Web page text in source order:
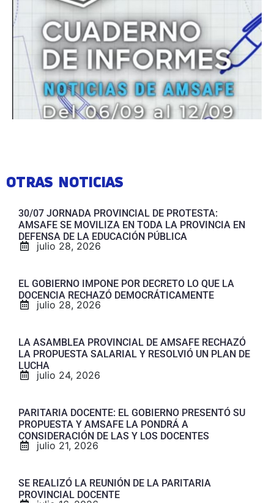
OTRAS NOTICIAS
30/07 JORNADA PROVINCIAL DE PROTESTA:
AMSAFE SE MOVILIZA EN TODA LA PROVINCIA EN
DEFENSA DE LA EDUCACIÓN PÚBLICA
julio 28, 2026
EL GOBIERNO IMPONE POR DECRETO LO QUE LA
DOCENCIA RECHAZÓ DEMOCRÁTICAMENTE
julio 28, 2026
LA ASAMBLEA PROVINCIAL DE AMSAFE RECHAZÓ
LA PROPUESTA SALARIAL Y RESOLVIÓ UN PLAN DE
LUCHA
julio 24, 2026
PARITARIA DOCENTE: EL GOBIERNO PRESENTÓ SU
PROPUESTA Y AMSAFE LA PONDRÁ A
CONSIDERACIÓN DE LAS Y LOS DOCENTES
julio 21, 2026
SE REALIZÓ LA REUNIÓN DE LA PARITARIA
PROVINCIAL DOCENTE